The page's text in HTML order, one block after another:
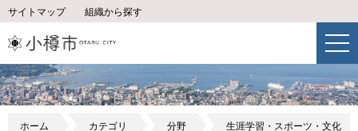
サイトマップ 組織から探す
ホーム カテゴリ 分野 生涯学習・スポーツ・文化